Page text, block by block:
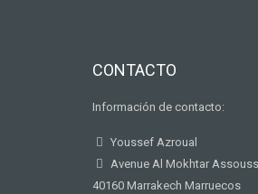
CONTACTO
Información de contacto:
Youssef Azroual
Avenue Al Mokhtar
40160 Marrakech Marruecos